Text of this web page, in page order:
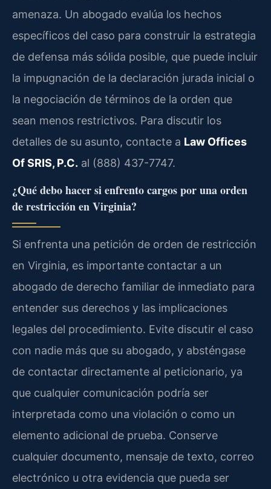
amenaza. Un abogado evalúa los hechos
específicos del caso para construir la estrategia
de defensa más sólida posible, que puede incluir
la impugnación de la declaración jurada inicial o
la negociación de términos de la orden que
sean menos restrictivos. Para discutir los
detalles de su asunto, contacte a Law Offices
Of SRIS, P.C. al (888) 437-7747.
¿Qué debo hacer si enfrento cargos por una orden
de restricción en Virginia?
Si enfrenta una petición de orden de restricción
en Virginia, es importante contactar a un
abogado de derecho familiar de inmediato para
entender sus derechos y las implicaciones
legales del procedimiento. Evite discutir el caso
con nadie más que su abogado, y absténgase
de contactar directamente al peticionario, ya
que cualquier comunicación podría ser
interpretada como una violación o como un
elemento adicional de prueba. Conserve
cualquier documento, mensaje de texto, correo
electrónico u otra evidencia que pueda ser